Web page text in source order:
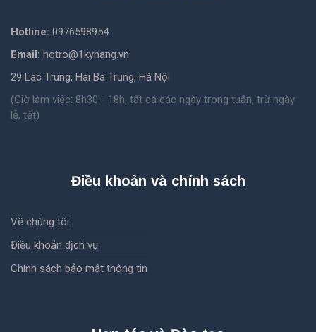
Hotline: 0976598954
Email: hotro@1kynang.vn
29 Lac Trung, Hai Ba Trung, Hà Nội
(Giờ làm việc: 8h30 - 18h, tất cả các ngày trong tuần, trừ ngày
lễ, tết)
Điều khoản và chính sách
Về chúng tôi
Điều khoản dịch vụ
Chính sách bảo mật thông tin